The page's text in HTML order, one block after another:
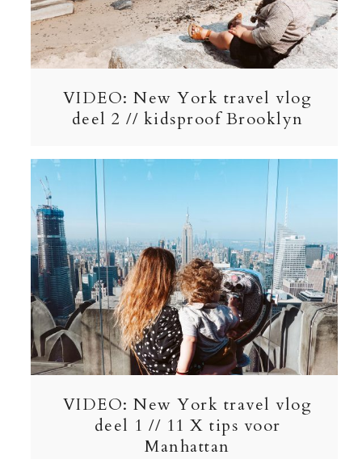
VIDEO: New York travel vlog
deel 2 // kidsproof Brooklyn
VIDEO: New York travel vlog
deel 1 // 11 X tips voor
Manhattan